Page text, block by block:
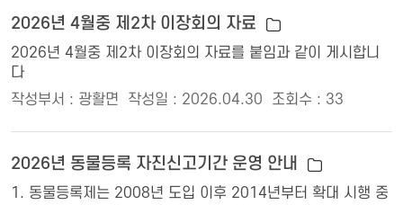
2026년 4월중 제2차 이장회의 자료
2026년 4월중 제2차 이장회의 자료를 붙임과 같이 게시합니
다
작성부서 : 광활면
작성일 : 2026.04.30 조회수 : 33
2026년 동물등록 자진신고기간 운영 안내
1. 동물등록제는 2008년 도입 이후 2014년부터 확대 시행 중